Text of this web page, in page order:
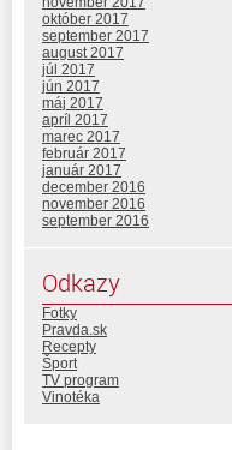
október 2017
september 2017
august 2017
júl 2017
jún 2017
máj 2017
apríl 2017
marec 2017
február 2017
január 2017
december 2016
november 2016
september 2016
Odkazy
Fotky
Pravda.sk
Recepty
Šport
TV program
Vinotéka